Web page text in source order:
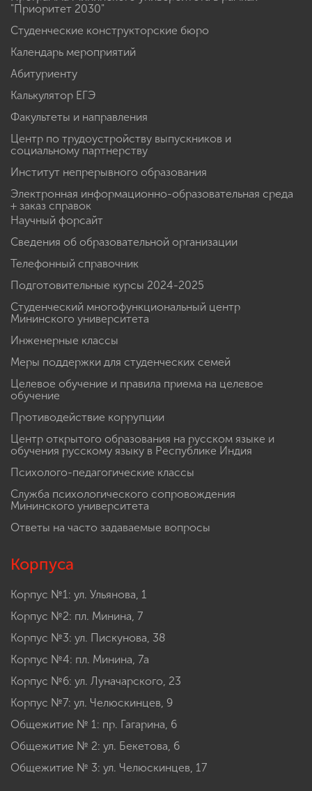
"Приоритет 2030"
Студенческие конструкторские бюро
Календарь мероприятий
Абитуриенту
Калькулятор ЕГЭ
Факультеты и направления
Центр по трудоустройству выпускников и
социальному партнерству
Институт непрерывного образования
Электронная информационно-образовательная среда
+ заказ справок
Научный форсайт
Сведения об образовательной организации
Телефонный справочник
Подготовительные курсы 2024-2025
Студенческий многофункциональный центр
Мининского университета
Инженерные классы
Меры поддержки для студенческих семей
Целевое обучение и правила приема на целевое
обучение
Противодействие коррупции
Центр открытого образования на русском языке и
обучения русскому языку в Республике Индия
Психолого-педагогические классы
Служба психологического сопровождения
Мининского университета
Ответы на часто задаваемые вопросы
Корпуса
Корпус №1: ул. Ульянова, 1
Корпус №2: пл. Минина, 7
Корпус №3: ул. Пискунова, 38
Корпус №4: пл. Минина, 7а
Корпус №6: ул. Луначарского, 23
Корпус №7: ул. Челюскинцев, 9
Общежитие № 1: пр. Гагарина, 6
Общежитие № 2: ул. Бекетова, 6
Общежитие № 3: ул. Челюскинцев, 17